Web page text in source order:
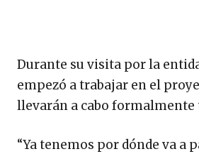
Durante su visita por la
empezó a trabajar en el
llevarán a cabo
“Ya tenemos por dónde va a